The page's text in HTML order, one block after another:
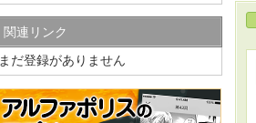
関連リンク
まだ登録がありません